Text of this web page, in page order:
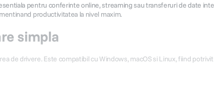
pentru conferinte online, streaming sau transferuri de date
productivitatea la nivel maxim.
simpla
de drivere. Este compatibil cu Windows, macOS si Linux, fiind